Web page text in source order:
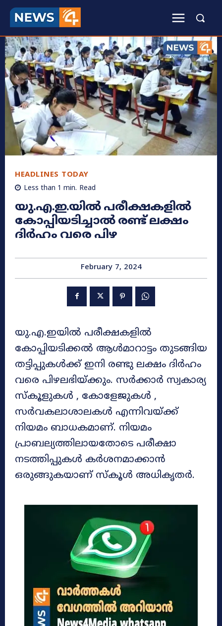
HEADLINES TODAY
Less than 1 min. Read
യു.എ.ഇ.യിൽ പരീക്ഷകളിൽ
കോപ്പിയടിച്ചാൽ രണ്ട് ലക്ഷം
ദിർഹം വരെ പിഴ
February 7, 2024
യു.എ.ഇയിൽ പരീക്ഷകളിൽ
കോപ്പിയടിക്കൽ ആൾമാറാട്ടം തുടങ്ങിയ
തട്ടിപ്പുകൾക്ക് ഇനി രണ്ടു ലക്ഷം ദിർഹം
വരെ പിഴലഭിയ്ക്കും. സർക്കാർ സ്വകാര്യ
സ്‌കൂളുകൾ , കോളേജുകൾ ,
സർവകലാശാലകൾ എന്നിവയ്ക്ക്
നിയമം ബാധകമാണ്. നിയമം
പ്രാബല്യത്തിലായതോടെ പരീക്ഷാ
നടത്തിപ്പുകൾ കർശനമാക്കാൻ
ഒരുങ്ങുകയാണ് സ്‌കൂൾ അധികൃതർ.